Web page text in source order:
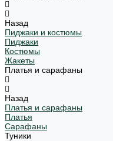
Назад
Пиджаки и костюмы
Пиджаки
Костюмы
Жакеты
Платья и сарафаны
Назад
Платья и сарафаны
Платья
Сарафаны
Туники